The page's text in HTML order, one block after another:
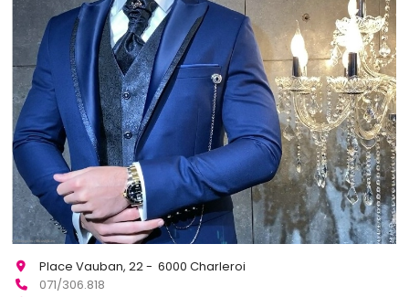
Place Vauban, 22 - 6000 Charleroi
071/306.818